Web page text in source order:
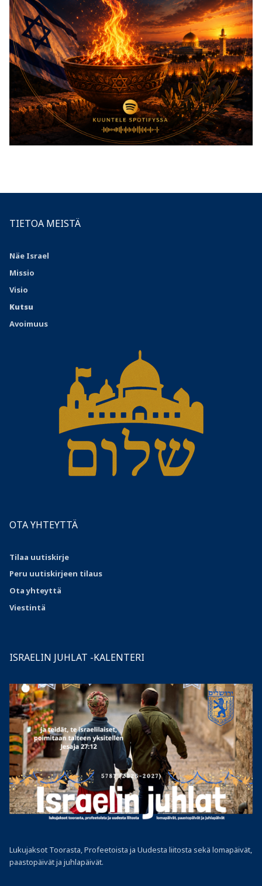
TIETOA MEISTÄ
Näe Israel
Missio
Visio
Kutsu
Avoimuus
OTA YHTEYTTÄ
Tilaa uutiskirje
Peru uutiskirjeen tilaus
Otayhteyttä
Viestintä
ISRAELIN JUHLAT -KALENTERI
Lukujaksot Toorasta, Profeetoista ja Uudesta liitosta sekä lomapäivät,
paastopäivät ja juhlapäivät.